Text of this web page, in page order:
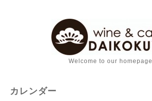
Welcome to our homepage
カレンダー